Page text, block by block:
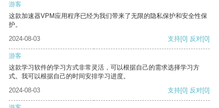
游客
这款加速器VPM应用程序已经为我们带来了无限的隐私保护和安全性保
护。
2024-08-03
支持[0] 反对[0]
游客
这款学习软件的学习方式非常灵活，可以根据自己的需求选择学习方
式。我可以根据自己的时间安排学习进度。
2024-08-03
支持[0] 反对[0]